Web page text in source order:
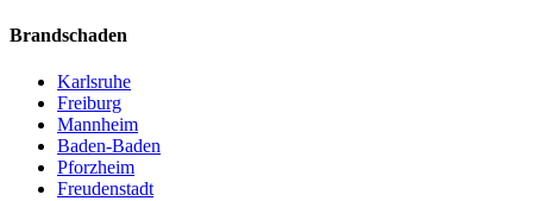
Brandschaden
Karlsruhe
Freiburg
Mannheim
Baden-Baden
Pforzheim
Freudenstadt